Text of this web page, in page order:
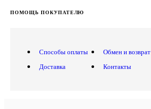
ПОМОЩЬ ПОКУПАТЕЛЮ
Способы оплаты
Доставка
Обмен и возврат
Контакты